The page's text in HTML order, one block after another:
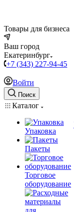
Товары для бизнеса
Ваш город
Екатеринбург
+7 (343) 227-94-45
Войти
Поиск
Каталог
Упаковка
Пакеты
Торговое
оборудование